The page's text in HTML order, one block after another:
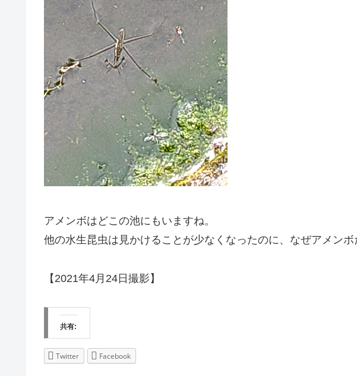
アメンボはどこの池にもいますね。
他の水生昆虫は見かけることが少なくなったのに、なぜアメン
【2021年4月24日撮影】
共有:
Twitter Facebook